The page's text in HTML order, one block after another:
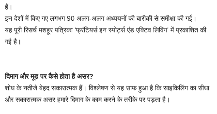
हैं।
इन देशों में किए गए लगभग 90 अलग-अलग अध्ययनों की बारीकी से समीक्षा की गई।
यह पूरी रिसर्च मशहूर पत्रिका ‘फ्रंटियर्स इन स्पोर्ट्स एंड एक्टिव लिविंग’ में प्रकाशित की
गई है।
दिमाग और मूड पर कैसे होता है असर?
शोध के नतीजे बेहद सकारात्मक हैं। विश्लेषण से यह साफ हुआ है कि साइकिलिंग का सीधा
और सकारात्मक असर हमारे दिमाग के काम करने के तरीके पर पड़ता है।